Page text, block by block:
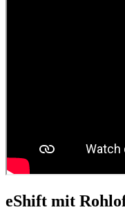
eShift mit